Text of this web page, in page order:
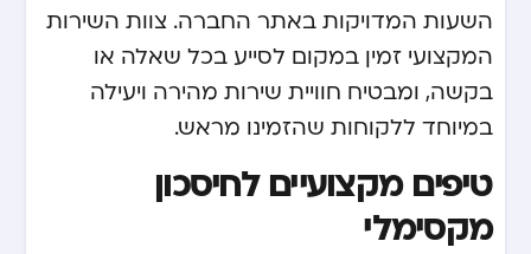
השעות המדויקות באתר החברה. צוות השירות
המקצועי זמין במקום לסייע בכל שאלה או
בקשה, ומבטיח חוויית שירות מהירה ויעילה
במיוחד ללקוחות שהזמינו מראש.
טיפים מקצועיים לחיסכון
מקסימלי